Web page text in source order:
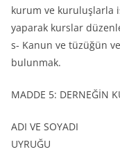
kurum ve kuruluşlarla
yaparak kurslar
s- Kanun ve tüzüğün
bulunmak.
MADDE 5: DERNEĞİN
ADI VE SOYADI
UYRUĞU